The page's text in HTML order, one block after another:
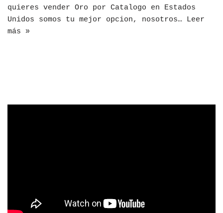
quieres vender Oro por Catalogo en Estados
Unidos somos tu mejor opcion, nosotros… Leer
más »